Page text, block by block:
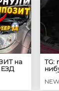
на
TG: